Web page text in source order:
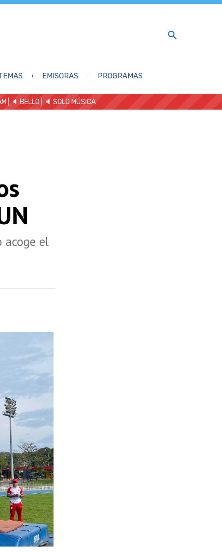
EMISORAS PROGRAMAS
| 🔈 BELLO 🔈 SOLO MÚSICA
acoge el